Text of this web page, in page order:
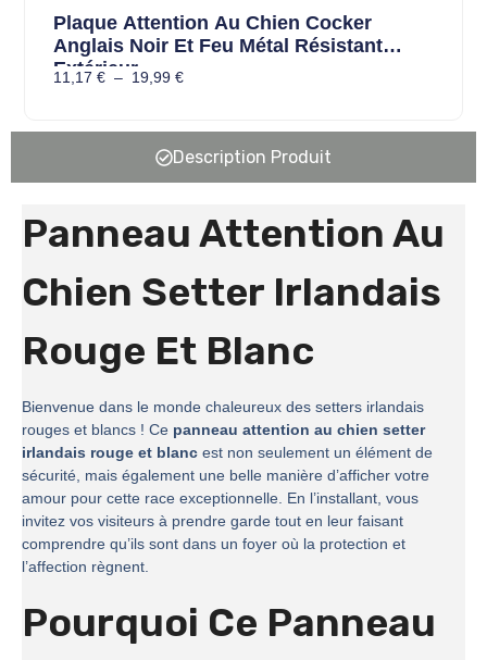
Plaque Attention Au Chien Cocker
Anglais Noir Et Feu Métal Résistant
Extérieur
11,17 € – 19,99 €
Description Produit
Panneau Attention Au
Chien Setter Irlandais
Rouge Et Blanc
Bienvenue dans le monde chaleureux des setters irlandais
rouges et blancs ! Ce panneau attention au chien setter
irlandais rouge et blanc est non seulement un élément de
sécurité, mais également une belle manière d’afficher votre
amour pour cette race exceptionnelle. En l’installant, vous
invitez vos visiteurs à prendre garde tout en leur faisant
comprendre qu’ils sont dans un foyer où la protection et
l’affection règnent.
Pourquoi Ce Panneau